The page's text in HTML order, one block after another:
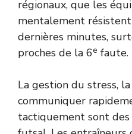
régionaux, que les
mentalement
dernières minutes,
proches de la 6e faute.
La gestion du stress,
communiquer
tactiquement sont